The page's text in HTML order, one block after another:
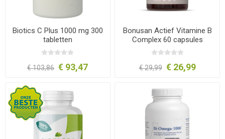
Biotics C Plus 1000 mg 300
tabletten
€ 103,86 € 93,47
Bonusan Actief Vitamine B
Complex 60 capsules
€ 29,99 € 26,99